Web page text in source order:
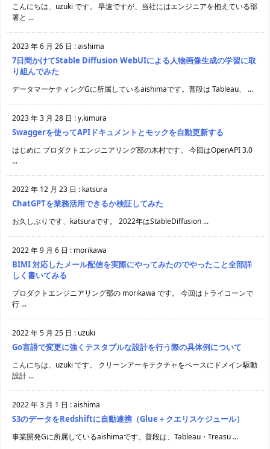
こんにちは、uzuki です。 早速ですが、当社にはエンジニアを抱えている部
署と ...
2023 年 6 月 26 日 :aishima
7日間かけてStable Diffusion WebUIによる人物画像生成の学習に取
り組んでみた
データマーケティングGに所属しているaishimaです。普段は Tableau、 ...
2023 年 3 月 28 日 :y.kimura
Swaggerを使ってAPIドキュメントとモックを自動更新する
はじめに プロダクトエンジニアリング部の木村です。 今回はOpenAPI 3.0
...
2022 年 12 月 23 日 : katsura
ChatGPTを業務活用できるか検証してみた
お久しぶりです、katsuraです。 2022年はStableDiffusion ...
2022 年 9 月 6 日 : morikawa
BIMI 対応したメール配信を実際にやってみたのでやったこと全部詳
しく書いてみる
プロダクトエンジニアリング部の morikawa です。 今回はトライコーンで
行 ...
2022 年 5 月 25 日 : uzuki
Go言語で変更に強くテスタブルな設計を行う際の具体例について
こんにちは、uzuki です。 クリーンアーキテクチャをベースにドメイン駆動
設計 ...
2022 年 3 月 1 日 :aishima
S3のデータをRedshiftに自動連携（Glue＋クエリスケジュール）
事業開発Gに所属しているaishimaです。普段は、Tableau・Treasu ...